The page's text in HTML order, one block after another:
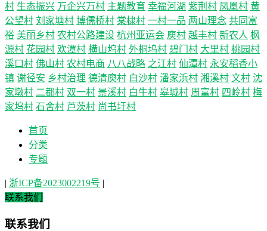
村 生态振兴 万企兴万村 主题教育 幸福河湖 紫荆村 凤凰村 黄
公望村 刘家塘村 博儒桥村 棠棣村 一村一品 两山理念 共同富
裕 美丽乡村 农村公路建设 杭州亚运会 庾村 越丰村 新农人 枫
源村 花园村 欢潭村 横山坞村 外桐坞村 碧门村 大里村 桃园村
溪口村 佛山村 农村电商 八八战略 之江村 仙潭村 永安稻香小
镇 谢径安 乡村治理 德清庾村 白沙村 潘家浜村 湘溪村 文村 沈
家墩村 二都村 双一村 景溪村 白牛村 皋城村 周富村 四岭村 梅
家坞村 石舍村 芦茨村 尚书圩村
首页
分类
专题
| 浙ICP备2023002219号 |
联系我们
联系我们